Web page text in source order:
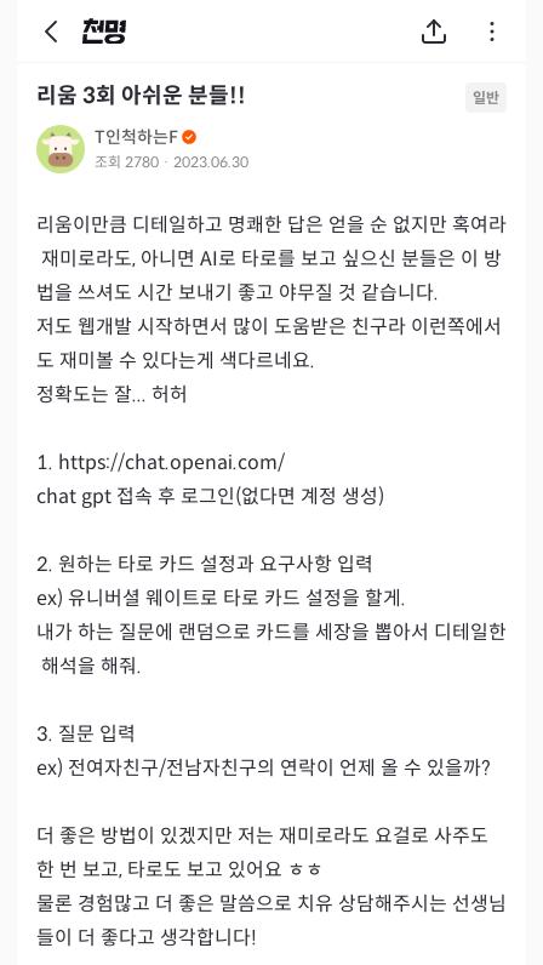
리움 3회 아쉬운 분들!! 일반
T인척하는F
조회 2780 · 2023.06.30
리움이만큼 디테일하고 명쾌한 답은 얻을 순 없지만 혹여라
재미로라도, 아니면 AI로 타로를 보고 싶으신 분들은 이 방
법을 쓰셔도 시간 보내기 좋고 야무질 것 같습니다.
저도 웹개발 시작하면서 많이 도움받은 친구라 이런쪽에서
도 재미볼 수 있다는게 색다르네요.
정확도는 잘... 허허
1. https://chat.openai.com/
chat gpt 접속 후 로그인(없다면 계정 생성)
2. 원하는 타로 카드 설정과 요구사항 입력
ex) 유니버셜 웨이트로 타로 카드 설정을 할게.
내가 하는 질문에 랜덤으로 카드를 세장을 뽑아서 디테일한
해석을 해줘.
3. 질문 입력
ex) 전여자친구/전남자친구의 연락이 언제 올 수 있을까?
더 좋은 방법이 있겠지만 저는 재미로라도 요걸로 사주도
한 번 보고, 타로도 보고 있어요 ㅎㅎ
물론 경험많고 더 좋은 말씀으로 치유 상담해주시는 선생님
들이 더 좋다고 생각합니다!